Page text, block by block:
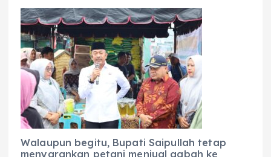
Walaupun begitu, Bupati Saipullah tetap
menyarankan petani menjual gabah ke